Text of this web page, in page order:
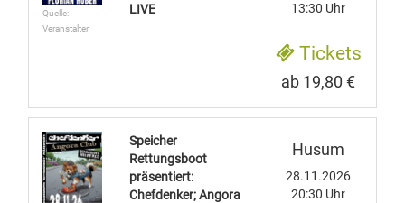
Quelle:
Veranstalter
LIVE
13:30 Uhr
Tickets
ab 19,80 €
Speicher
Rettungsboot
präsentiert:
Chefdenker; Angora
Husum
28.11.2026
20:30 Uhr